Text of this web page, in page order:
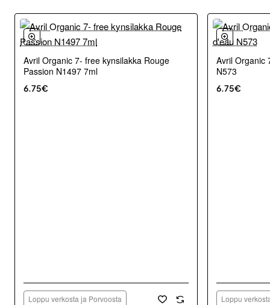
Avril Organic 7- free kynsilakka Rouge
Passion N1497 7ml
6.75€
Loppu verkosta ja Porvoosta
Avril Organic
N573
6.75€
Loppu